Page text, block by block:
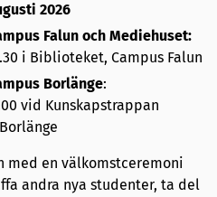
2026
Falun och Mediehuset:
i Biblioteket, Campus Falun
Borlänge:
vid Kunskapstrappan
med en välkomstceremoni
andra nya studenter, ta del